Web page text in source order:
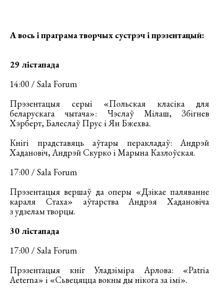
А вось і праграма творчых сустрэч і прэзентацый:
29 лістапада
14:00 / Sala Forum
Прэзентацыя серыі «Польская класіка для
беларускага чытача»: Чэслаў Мілаш, Збігнев
Хэрберт, Балеслаў Прус і Ян Бжехва.
Кнігі прадставяць аўтары перакладаў: Андрэй
Хадановіч, Андрэй Скурко і Марына Казлоўская.
17:00 / Sala Forum
Прэзентацыя вершаў да оперы «Дзікае паляванне
караля Стаха» аўтарства Андрэя Хадановіча
з удзелам творцы.
30 лістапада
17:00 / Sala Forum
Прэзентацыя кніг Уладзіміра Арлова: «Patria
Aeterna» і «Сьвецяцца вокны ды нікога за імі».